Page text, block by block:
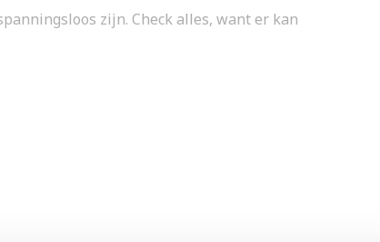
zijn. Check alles, want er kan